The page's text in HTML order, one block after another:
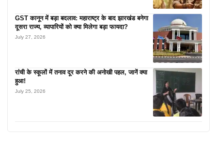
GST कानून में बड़ा बदलाव: महाराष्ट्र के बाद झारखंड बनेगा
दूसरा राज्य, व्यापारियों को क्या मिलेगा बड़ा फायदा?
July 27, 2026
रांची के स्कूलों में तनाव दूर करने की अनोखी पहल, जानें क्या
हुआ!
July 25, 2026